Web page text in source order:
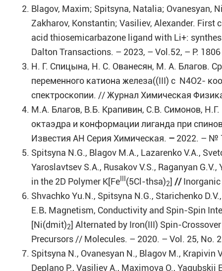
Blagov, Maxim; Spitsyna, Natalia; Ovanesyan,
Zakharov, Konstantin; Vasiliev, Alexander.
acid thiosemicarbazone ligand with Li+:
Dalton Transactions. – 2023, – Vol.52, – P.
Н. Г. Спицына, Н. С. Ованесян, М. А. Благов.
переменного катиона железа((III) с N4O2-
спектроскопии. // Журнал Химическая
М.А. Благов, В.Б. Крапивин, С.В. Симонов,
октаэдра и конформации лиганда при
Известия АН Серия Химическая. – 2022. – №
Spitsyna N.G., Blagov M.A., Lazarenko V.A.,
Yaroslavtsev S.A., Rusakov V.S., Raganyan
in the 2D Polymer K[Fe
(5Cl-thsa)2] //
Shvachko Yu.N., Spitsyna N.G., Starichenko
E.B. Magnetism, Conductivity and Spin-Spin
[Ni(dmit)2] Alternated by Iron(III) Spin-
Precursors // Molecules. – 2020. – Vol. 25, No.
Spitsyna N., Ovanesyan N., Blagov M., Krapivin
Deplano P., Vasiliev A., Maximova O., Yagubskii